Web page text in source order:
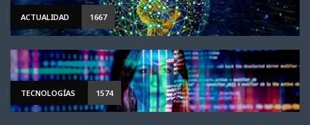
ACTUALIDAD 1667
TECNOLOGÍAS 1574